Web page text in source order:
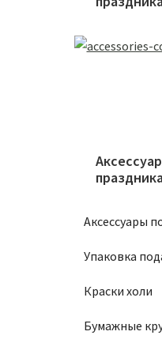
Аксессуары
Упаковка
Краски холи
Бумажные